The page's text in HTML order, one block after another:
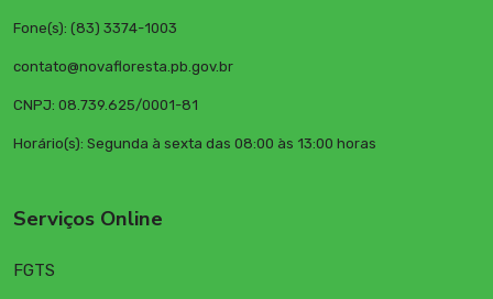
Fone(s): (83) 3374-1003
contato@novafloresta.pb.gov.br
CNPJ: 08.739.625/0001-81
Horário(s): Segunda à sexta das 08:00 às 13:00 horas
Serviços Online
FGTS